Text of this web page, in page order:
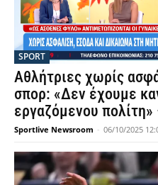
SPORT
Αθλήτριες χωρίς
σπορ: «Δεν έχουμε
εργαζόμενου πολίτη»
Sportlive Newsroom - 06/10/2025